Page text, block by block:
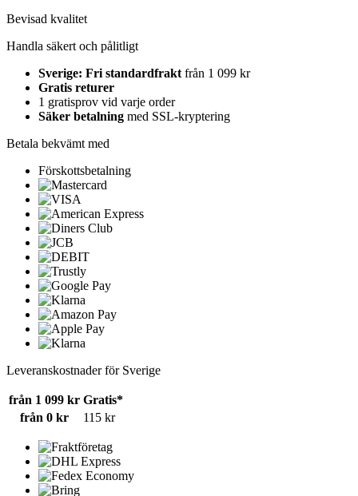
Bevisad kvalitet
Handla säkert och pålitligt
Sverige: Fri standardfraktfrån 1 099 kr
Gratis returer
1 gratisprov vid varje order
Säker betalning med SSL-kryptering
Betala bekvämt med
Förskottsbetalning
Leveranskostnader för Sverige
från 1 099 kr Gratis*
från 0 kr
115 kr